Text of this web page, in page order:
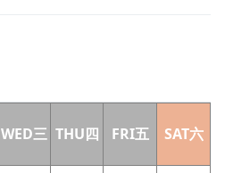
WED三 THU四 FRI五 SAT六